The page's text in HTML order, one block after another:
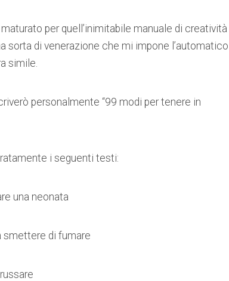
per quell’inimitabile manuale di creatività
sorta di venerazione che mi impone l’automatico
simile.
personalmente “99 modi per tenere in
i seguenti testi:
una neonata
smettere di fumare